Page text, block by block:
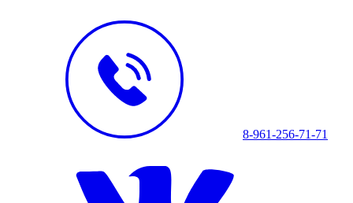
8-961-256-71-71